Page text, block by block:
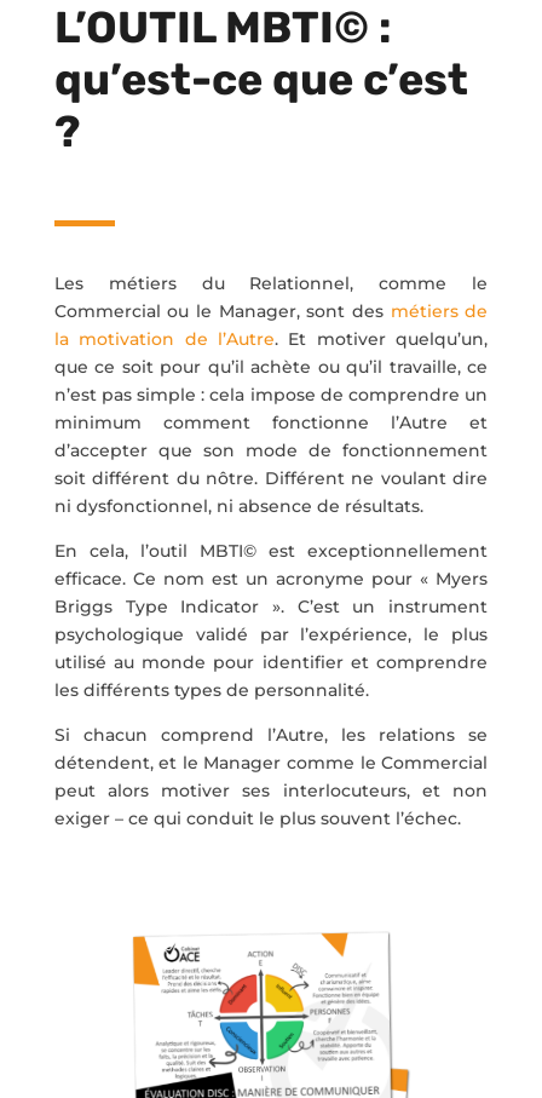
L’OUTIL MBTI© :
qu’est-ce que c’est
?
Les métiers du Relationnel, comme le
Commercial ou le Manager, sont des métiers de
la motivation de l’Autre. Et motiver quelqu’un,
que ce soit pour qu’il achète ou qu’il travaille, ce
n’est pas simple : cela impose de comprendre un
minimum comment fonctionne l’Autre et
d’accepter que son mode de fonctionnement
soit différent du nôtre. Différent ne voulant dire
ni dysfonctionnel, ni absence de résultats.
En cela, l’outil MBTI© est exceptionnellement
efficace. Ce nom est un acronyme pour « Myers
Briggs Type Indicator ». C’est un instrument
psychologique validé par l’expérience, le plus
utilisé au monde pour identifier et comprendre
les différents types de personnalité.
Si chacun comprend l’Autre, les relations se
détendent, et le Manager comme le Commercial
peut alors motiver ses interlocuteurs, et non
exiger – ce qui conduit le plus souvent l’échec.